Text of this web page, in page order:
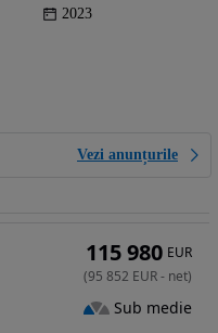
2023
Vezi anunțurile
115 980 EUR
(95 852 EUR- net)
Sub medie